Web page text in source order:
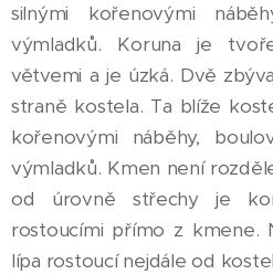
silnými kořenovými
výmladků. Koruna je
větvemi a je úzká. Dvě
straně kostela. Ta blíže
kořenovými náběhy,
výmladků. Kmen není
od úrovně střechy je
rostoucími přímo z kmene.
lípa rostoucí nejdále od